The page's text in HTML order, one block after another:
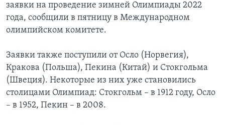
заявки на проведение зимней Олимпиады 2022
года, сообщили в пятницу в Международном
олимпийском комитете.
Заявки также поступили от Осло (Норвегия),
Кракова (Польша), Пекина (Китай) и Стокгольма
(Швеция). Некоторые из них уже становились
столицами Олимпиад: Стокгольм – в 1912 году, Осло
– в 1952, Пекин – в 2008.